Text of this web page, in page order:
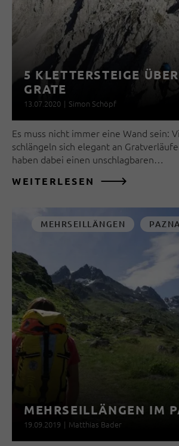
5 KLETTERSTEIGE
GRATE
13.07.2020 | Simon Schöpf
Es muss nicht immer eine Wand sein:
schlängeln sich elegant an
haben dabei einen unschlagbaren…
WEITERLESEN
MEHRSEILLÄNGEN
MEHRSEILLÄNGEN IM
19.09.2019 | Matthias Bader